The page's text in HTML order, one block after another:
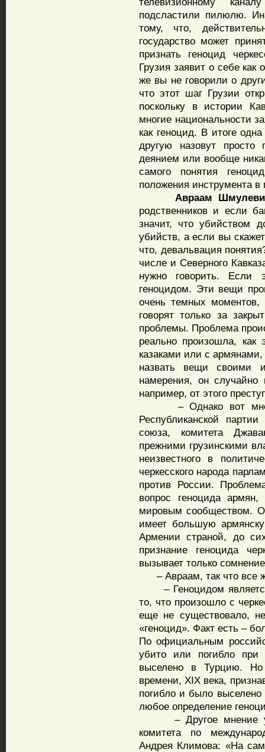
подсластили пилюлю.
тому, что,
государство может
признать геноцид
Грузия заявит о себе как
же вы не говорили о
что этот шаг Грузии
поскольку в истории
многие национальности
как геноцид. В итоге
другую назовут просто
деянием или вообще
самого понятия
положения инструмента
Авраам
родственников и если
значит, что убийством
убийств, а если вы
что, девальвация
числе и Северного
нужно говорить. Если
геноцидом. Эти вещи
очень темных
говорят только за
проблемы. Проблема
реально произошла,
казаками или с армянами,
назвать вещи своими
намерения, он
например, от этого
– Однако вот
Республиканской
союза, комитета
прежними грузинскими
неизвестного в
черкесского народа
против России.
вопрос геноцида армян,
мировым сообществом.
имеет большую
Армении страной, до
признание геноцида
вызывает только
– Авраам, так что все
– Геноцидом является
то, что произошло с
еще не существовало,
«геноцид». Факт есть –
По официальным
убито или погибло при
выселено в Турцию. Но
времени, XIX века,
погибло и было
любое определение
– Другое мнение у
комитета по
Андрея Климова: «На